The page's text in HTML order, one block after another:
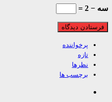
=
پرخواننده
تازه
نظرها
برچسب ها